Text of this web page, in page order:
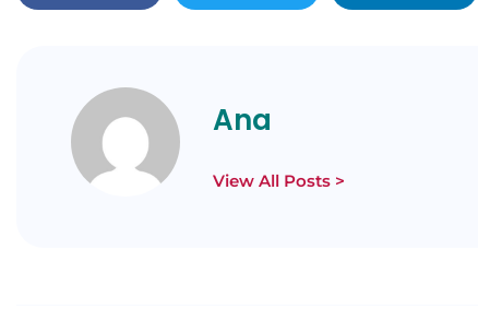
Ana
View All Posts >